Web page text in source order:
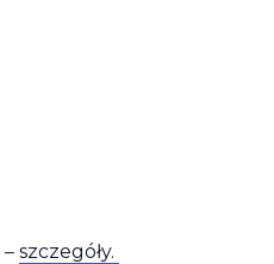
– szczegóły.